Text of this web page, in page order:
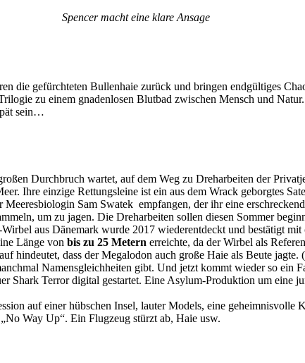
Spencer macht eine klare Ansage
die gefürchteten Bullenhaie zurück und bringen endgültiges
zu einem gnadenlosen Blutbad zwischen Mensch und
sein…
Durchbruch wartet, auf dem Weg zu Dreharbeiten der
Ihre einzige Rettungsleine ist ein aus dem Wrack geborgtes
Sam Swatek empfangen, der ihr eine
um zu jagen. Die Dreharbeiten sollen diesen Sommer
aus Dänemark wurde 2017 wiederentdeckt und bestätigt mit
Länge von bis zu 25 Metern erreichte, da der Wirbel als
hindeutet, dass der Megalodon auch große Haie als Beute jagte. (
Namensgleichheiten gibt. Und jetzt kommt wieder so ein
Shark Terror digital gestartet. Eine Asylum-Produktion um
auf einer hübschen Insel, lauter Models, eine geheimnisvolle
Way Up“. Ein Flugzeug stürzt ab, Haie usw.